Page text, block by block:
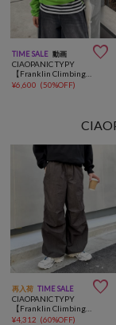
TIME SALE 動画 
CIAOPANIC TYPY
¥6,600 (50%OFF)
再入荷 TIME SALE 
CIAOPANIC TYPY
¥4,312 (60%OFF)